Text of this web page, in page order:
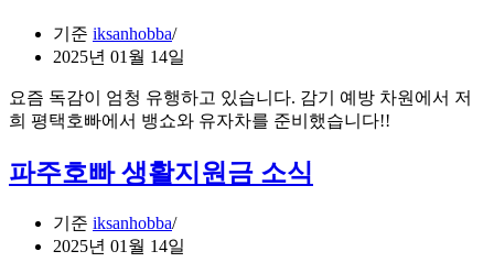
기준 iksanhobba
2025년 01월 14일
요즘 독감이 엄청 유행하고 있습니다. 감기 예방 차원에서 저
희 평택호빠에서 뱅쇼와 유자차를 준비했습니다!!
파주호빠 생활지원금 소식
기준 iksanhobba
2025년 01월 14일